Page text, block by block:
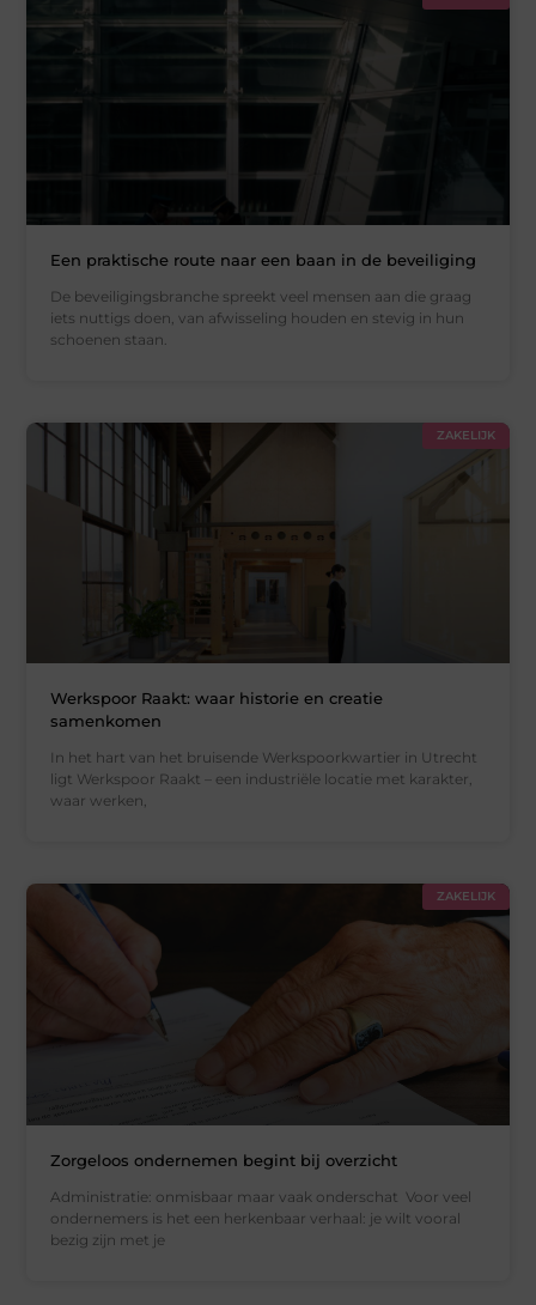
Een praktische route naar een baan in de beveiliging
De beveiligingsbranche spreekt veel mensen aan die graag
iets nuttigs doen, van afwisseling houden en stevig in hun
schoenen staan.
ZAKELIJK
Werkspoor Raakt: waar historie en creatie
samenkomen
In het hart van het bruisende Werkspoorkwartier in Utrecht
ligt Werkspoor Raakt – een industriële locatie met karakter,
waar werken,
ZAKELIJK
Zorgeloos ondernemen begint bij overzicht
Administratie: onmisbaar maar vaak onderschat Voor veel
ondernemers is het een herkenbaar verhaal: je wilt vooral
bezig zijn met je